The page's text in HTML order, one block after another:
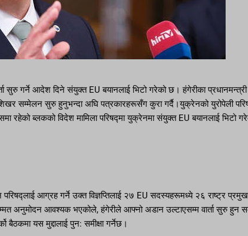
सुरु गर्ने आदेश दिने संयुक्त EU बयानलाई भिटो गरेको छ। हंगेरीका
सम्मेलन सुरु हुनुभन्दा अघि पत्रकारहरूसँग कुरा गर्दै।युक्रेनको युरोपेली
रहेको ब्लकको विदेश मामिला परिषद्मा युक्रेनमा संयुक्त EU बयानलाई भिटो
परिषद्लाई आग्रह गर्ने उक्त विज्ञप्तिलाई २७ EU सदस्यहरूमध्ये २६ राष्ट्र
अनुमोदन आवश्यक भएकोले, हंगेरीले आफ्नो अडान उल्टाएसम्म वार्ता सुरु हुन
बैठकमा यस मुद्दालाई पुन: समीक्षा गर्नेछ।